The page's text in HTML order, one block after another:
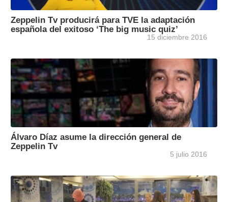
Zeppelin Tv producirá para TVE la adaptación
española del exitoso ‘The big music quiz’
15 diciembre 2016
Álvaro Díaz asume la dirección general de
Zeppelin Tv
5 julio 2016